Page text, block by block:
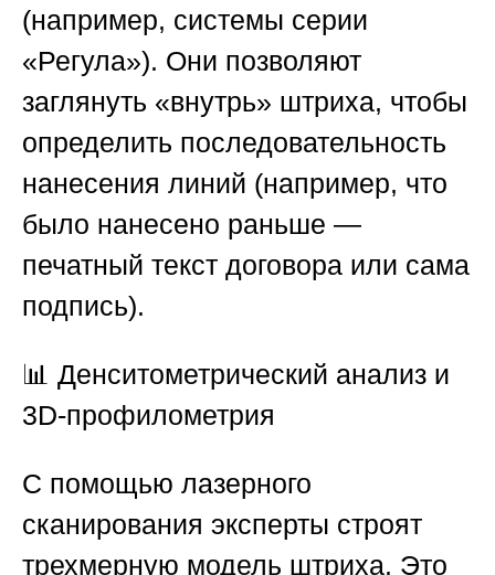
(например, системы серии
«Регула»). Они позволяют
заглянуть «внутрь» штриха, чтобы
определить последовательность
нанесения линий (например, что
было нанесено раньше —
печатный текст договора или сама
подпись).
📊 Денситометрический анализ и
3D-профилометрия
С помощью лазерного
сканирования эксперты строят
трехмерную модель штриха. Это